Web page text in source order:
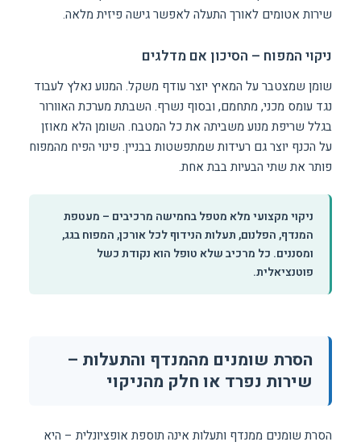
שירות אטומים לאורך התעלה לאפשר גישה פיזית מלאה.
ניקוי המפוח – הסיכון אם מדלגים
שומן שמצטבר על המאיץ יוצר עודף משקל. המנוע נאלץ לעבוד
נגד עומס מכני, מתחמם, ובסוף נשרף. השבתת מערכת האוורור
בגלל שריפת מנוע משביתה את כל המטבח. השומן הלא מאוזן
על הכנף יוצר גם רעידות שמתפשטות בבניין. פינוי הפיח מהמפוח
פותר את שתי הבעיות בבת אחת.
ניקוי מקצועי מלא מטפל בחמישה מרכיבים – מעטפת
המנדף, הפלנום, תעלות הנידוף לכל אורכן, המפוח בגג,
ומסננים. כל מרכיב שלא טופל הוא נקודת כשל
פוטנציאלית.
הסרת שומנים מהמנדף והתעלות –
שירות נפרד או חלק מהניקוי
הסרת שומנים ממנדף ותעלות אינה תוספת אופציונלית – היא